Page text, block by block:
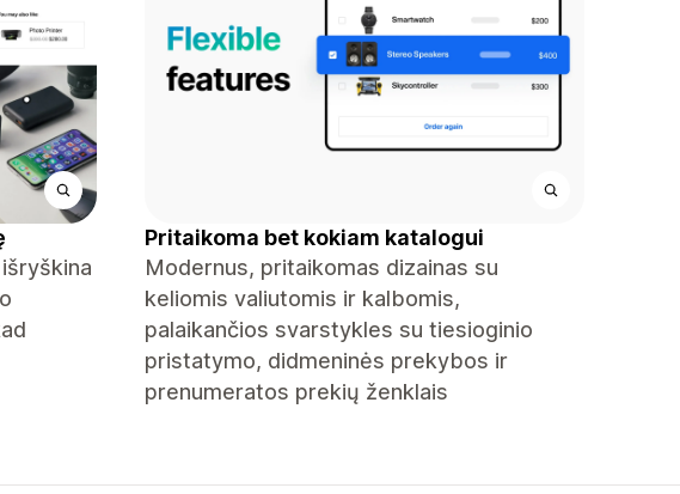
Pritaikoma bet kokiam katalogui
Modernus, pritaikomas dizainas su
keliomis valiutomis ir kalbomis,
palaikančios svarstykles su tiesioginio
pristatymo, didmeninės prekybos ir
prenumeratos prekių ženklais